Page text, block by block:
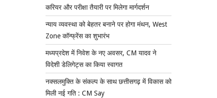
करियर और परीक्षा तैयारी पर मिलेगा मार्गदर्शन
न्याय व्यवस्था को बेहतर बनाने पर होगा मंथन, West
Zone कॉन्फ्रेंस का शुभारंभ
मध्यप्रदेश में निवेश के नए अवसर, CM यादव ने
विदेशी डेलिगेट्स का किया स्वागत
नक्सलमुक्ति के संकल्प के साथ छत्तीसगढ़ में विकास को
मिली नई गति : CM Say